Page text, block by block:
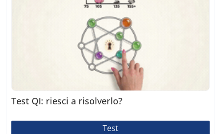
Test QI: riesci a risolverlo?
Test